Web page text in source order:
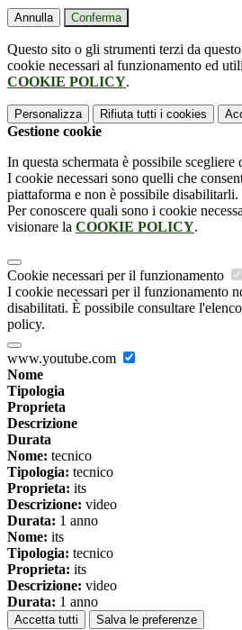
Annulla Conferma
Questo sito o gli strumenti terzi da
cookie necessari al funzionamento ed
COOKIE POLICY.
Personalizza Rifiuta tutti i cookies
Gestione cookie
In questa schermata è possibile
I cookie necessari sono quelli che
piattaforma e non è possibile disabilitarli.
Per conoscere quali sono i cookie
visionare la COOKIE POLICY.
Cookie necessari per il funzionamento
I cookie necessari per il funzionamento
disabilitati. È possibile consultare
policy.
www.youtube.com
Nome
Tipologia
Proprieta
Descrizione
Durata
Nome: tecnico
Tipologia: tecnico
Proprieta: its
Descrizione: video
Durata: 1 anno
Nome: its
Tipologia: tecnico
Proprieta: its
Descrizione: video
Durata: 1 anno
Accetta tutti Salva le preferenze